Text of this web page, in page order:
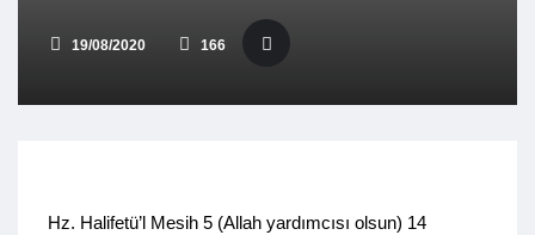
19/08/2020 166
Hz. Halifetü’l Mesih 5 (Allah yardımcısı olsun) 14